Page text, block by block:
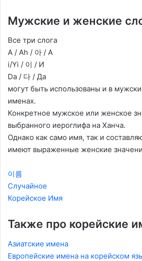
Мужские и женские
Все три слога
A / Ah / 아 / А
i/Yi / 이 / И
Da / 다 / Да
могут быть использованы и в
именах.
Конкретное мужское или женское
выбранного иероглифа на Ханча.
Однако как само имя, так и
имеют выраженные женские
이름
Случайное
Корейское Имя
Также про корейские
Азиатские имена
Европейские имена на корейском